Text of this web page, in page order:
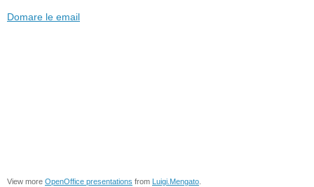
Domare le email
View more OpenOffice presentations from Luigi.Mengato